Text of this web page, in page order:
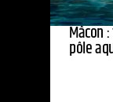
Mâcon
pôle